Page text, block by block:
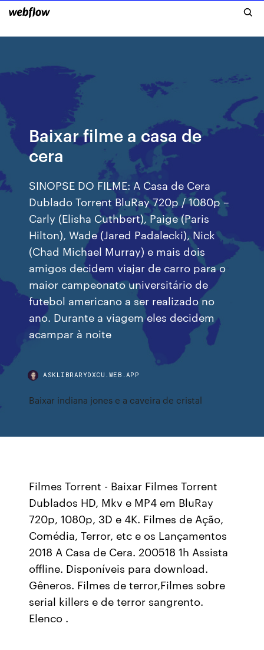
Baixar filme a casa de
cera
SINOPSE DO FILME: A Casa de Cera
Dublado Torrent BluRay 720p / 1080p –
Carly (Elisha Cuthbert), Paige (Paris
Hilton), Wade (Jared Padalecki), Nick
(Chad Michael Murray) e mais dois
amigos decidem viajar de carro para o
maior campeonato universitário de
futebol americano a ser realizado no
ano. Durante a viagem eles decidem
acampar à noite
ASKLIBRARYDXCU.WEB.APP
Baixar indiana jones e a caveira de cristal
Filmes Torrent - Baixar Filmes Torrent
Dublados HD, Mkv e MP4 em BluRay
720p, 1080p, 3D e 4K. Filmes de Ação,
Comédia, Terror, etc e os Lançamentos
2018 A Casa de Cera. 200518 1h Assista
offline. Disponíveis para download.
Gêneros. Filmes de terror,Filmes sobre
serial killers e de terror sangrento.
Elenco .